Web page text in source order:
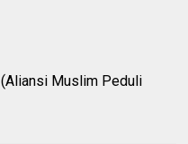
Muslim Peduli